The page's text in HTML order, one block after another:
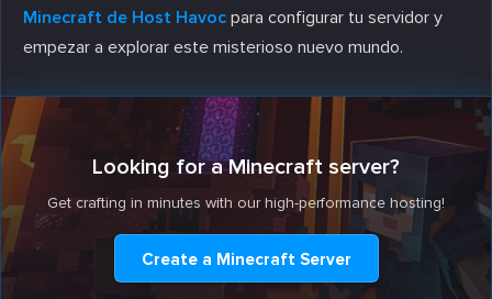
Minecraft de Host Havoc para configurar tu servidor y
empezar a explorar este misterioso nuevo mundo.
Looking for a Minecraft server?
Get crafting in minutes with our high-performance hosting!
Create a Minecraft Server